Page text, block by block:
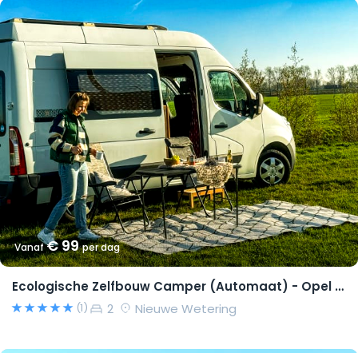
Vanaf€ 99per dag
Ecologische Zelfbouw Camper (Automaat) - Opel Movano 2015 – Richard
(1) 2 Nieuwe Wetering